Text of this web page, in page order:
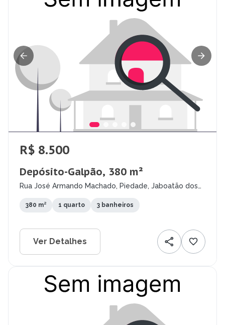
R$ 8.500
Depósito-Galpão, 380 m²
Rua José Armando Machado, Piedade, Jaboatão dos
380 m² 1 quarto 3 banheiros
Ver Detalhes